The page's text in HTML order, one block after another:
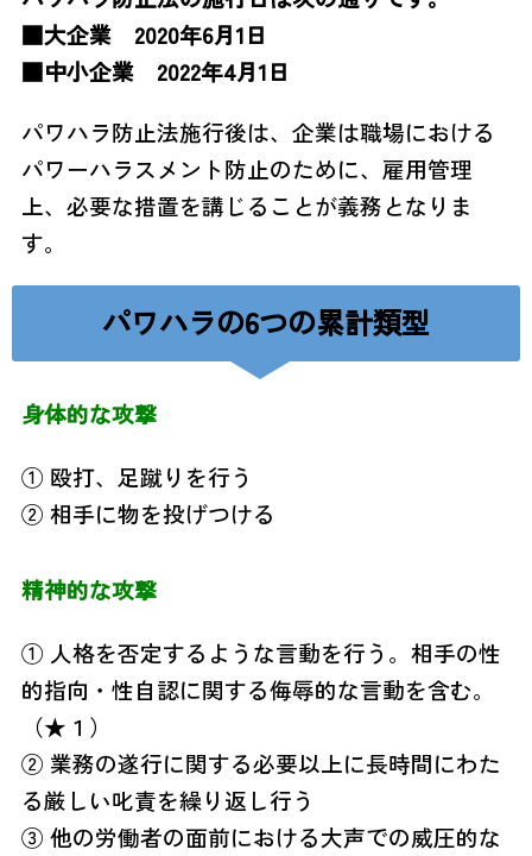
■大企業 2020年6月1日
■中小企業 2022年4月1日
パワハラ防止法施行後は、企業は職場における
パワーハラスメント防止のために、雇用管理
上、必要な措置を講じることが義務となりま
す。
パワハラの6つの累計類型
身体的な攻撃
① 殴打、足蹴りを行う
② 相手に物を投げつける
精神的な攻撃
① 人格を否定するような言動を行う。相手の性
的指向・性自認に関する侮辱的な言動を含む。
（★１）
② 業務の遂行に関する必要以上に長時間にわた
る厳しい叱責を繰り返し行う
③ 他の労働者の面前における大声での威圧的な